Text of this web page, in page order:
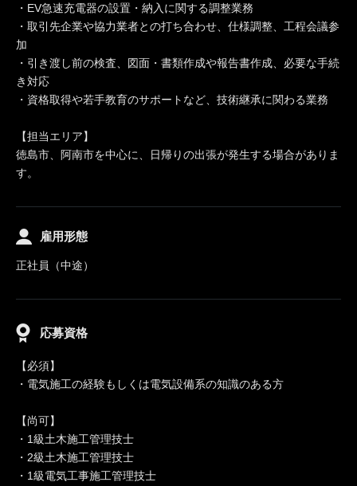
・EV急速充電器の設置・納入に関する調整業務
・取引先企業や協力業者との打ち合わせ、仕様調整、工程会議参
加
・引き渡し前の検査、図面・書類作成や報告書作成、必要な手続
き対応
・資格取得や若手教育のサポートなど、技術継承に関わる業務
【担当エリア】
徳島市、阿南市を中心に、日帰りの出張が発生する場合がありま
す。
雇用形態
正社員（中途）
応募資格
【必須】
・電気施工の経験もしくは電気設備系の知識のある方
【尚可】
・1級土木施工管理技士
・2級土木施工管理技士
・1級電気工事施工管理技士